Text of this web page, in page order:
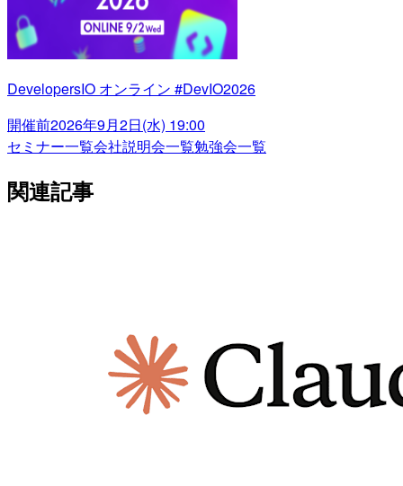
DevelopersIO オンライン #DevIO2026
開催前2026年9月2日(水) 19:00
セミナー一覧会社説明会一覧勉強会一覧
関連記事